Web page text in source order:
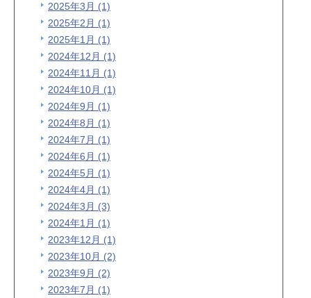
2025年3月 (1)
2025年2月 (1)
2025年1月 (1)
2024年12月 (1)
2024年11月 (1)
2024年10月 (1)
2024年9月 (1)
2024年8月 (1)
2024年7月 (1)
2024年6月 (1)
2024年5月 (1)
2024年4月 (1)
2024年3月 (3)
2024年1月 (1)
2023年12月 (1)
2023年10月 (2)
2023年9月 (2)
2023年7月 (1)